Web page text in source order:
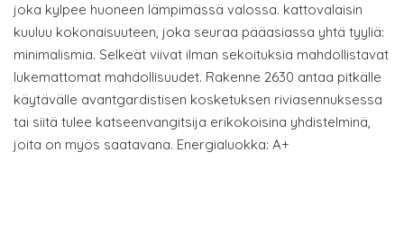
joka kylpee huoneen lämpimässä valossa. kattovalaisin
kuuluu kokonaisuuteen, joka seuraa pääasiassa yhtä tyyliä:
minimalismia. Selkeät viivat ilman sekoituksia mahdollistavat
lukemattomat mahdollisuudet. Rakenne 2630 antaa pitkälle
käytävälle avantgardistisen kosketuksen riviasennuksessa
tai siitä tulee katseenvangitsija erikokoisina yhdistelminä,
joita on myös saatavana. Energialuokka: A+